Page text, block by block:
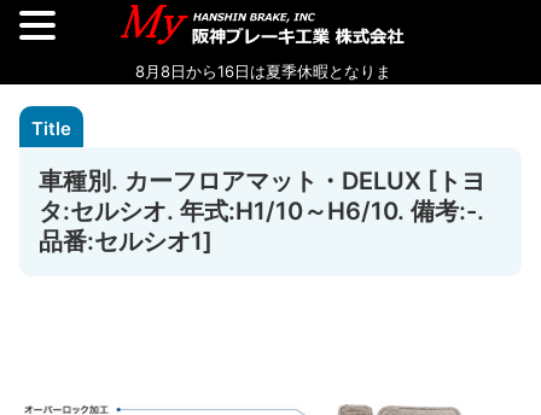
車種別. カーフロアマット・DELUX [トヨ
タ:セルシオ. 年式:H1/10～H6/10. 備考:-.
品番:セルシオ1]